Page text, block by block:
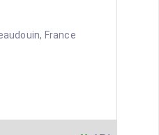
France